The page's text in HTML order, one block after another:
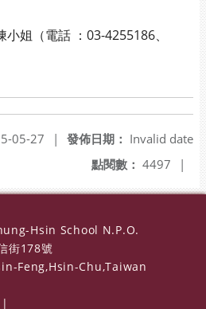
（電話 ：03-4255186、
發佈日期： Invalid date
05-27
|
點閱數： 4497 |
Hsin School N.P.O.
街178號
Feng,Hsin-Chu,Taiwan
|